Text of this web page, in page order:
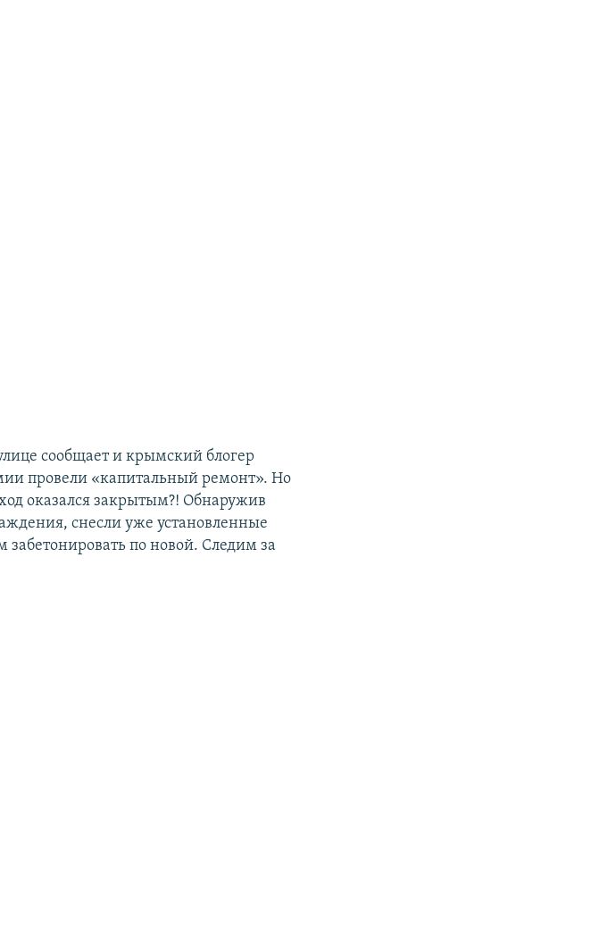
сообщает и крымский блогер
провели «капитальный ремонт». Но
оказался закрытым?! Обнаружив
снесли уже установленные
по новой. Следим за